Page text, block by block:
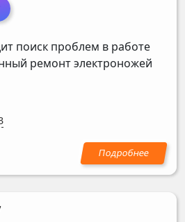
поиск проблем в работе
ремонт электроножей